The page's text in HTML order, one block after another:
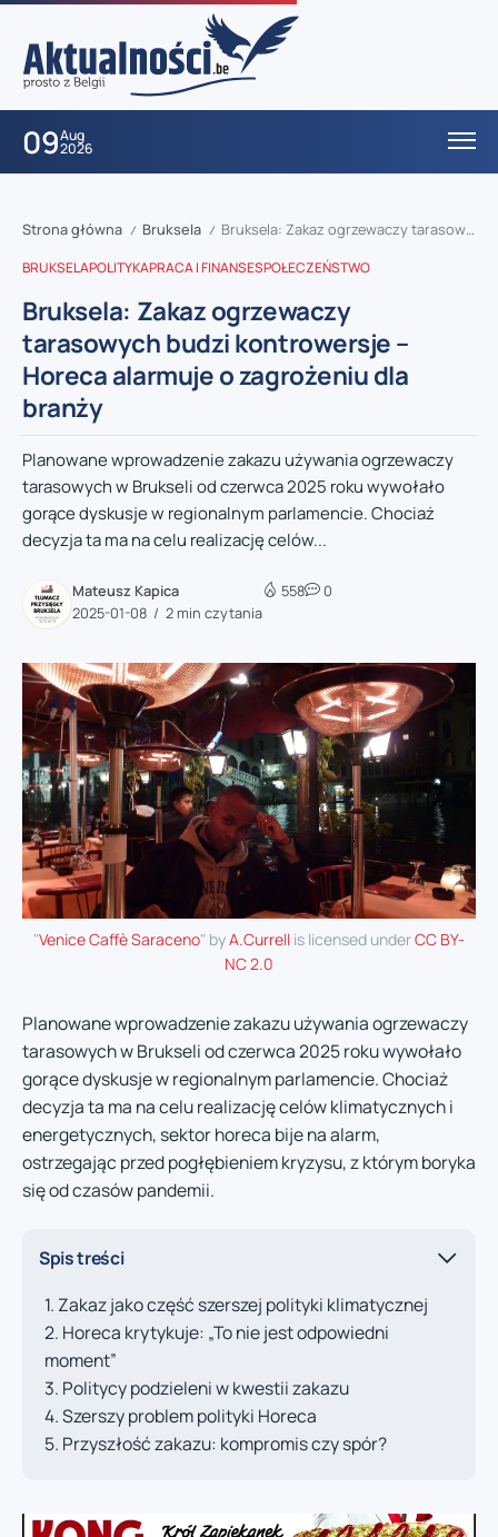
09Aug
2026
Strona główna / Bruksela / Bruksela: Zakaz ogrzewaczy tarasowych budzi kontrowersje – Horeca alarmuje o zagrożeniu dla branży
BRUKSELAPOLITYKAPRACA I FINANSESPOŁECZEŃSTWO
Bruksela: Zakaz ogrzewaczy
tarasowych budzi kontrowersje –
Horeca alarmuje o zagrożeniu dla
branży
Planowane wprowadzenie zakazu używania ogrzewaczy
tarasowych w Brukseli od czerwca 2025 roku wywołało
gorące dyskusje w regionalnym parlamencie. Chociaż
decyzja ta ma na celu realizację celów...
Mateusz Kapica
2025-01-08
2 min czytania
558 0
"Venice Caffè Saraceno" byA.Currell is licensed underCC BY-
NC 2.0
Planowane wprowadzenie zakazu używania ogrzewaczy
tarasowych w Brukseli od czerwca 2025 roku wywołało
gorące dyskusje w regionalnym parlamencie. Chociaż
decyzja ta ma na celu realizację celów klimatycznych i
energetycznych, sektor horeca bije na alarm,
ostrzegając przed pogłębieniem kryzysu, z którym boryka
się od czasów pandemii.
Spis treści
Zakaz jako część szerszej polityki klimatycznej
Horeca krytykuje: „To nie jest odpowiedni
moment”
Politycy podzieleni w kwestii zakazu
Szerszy problem polityki Horeca
Przyszłość zakazu: kompromis czy spór?